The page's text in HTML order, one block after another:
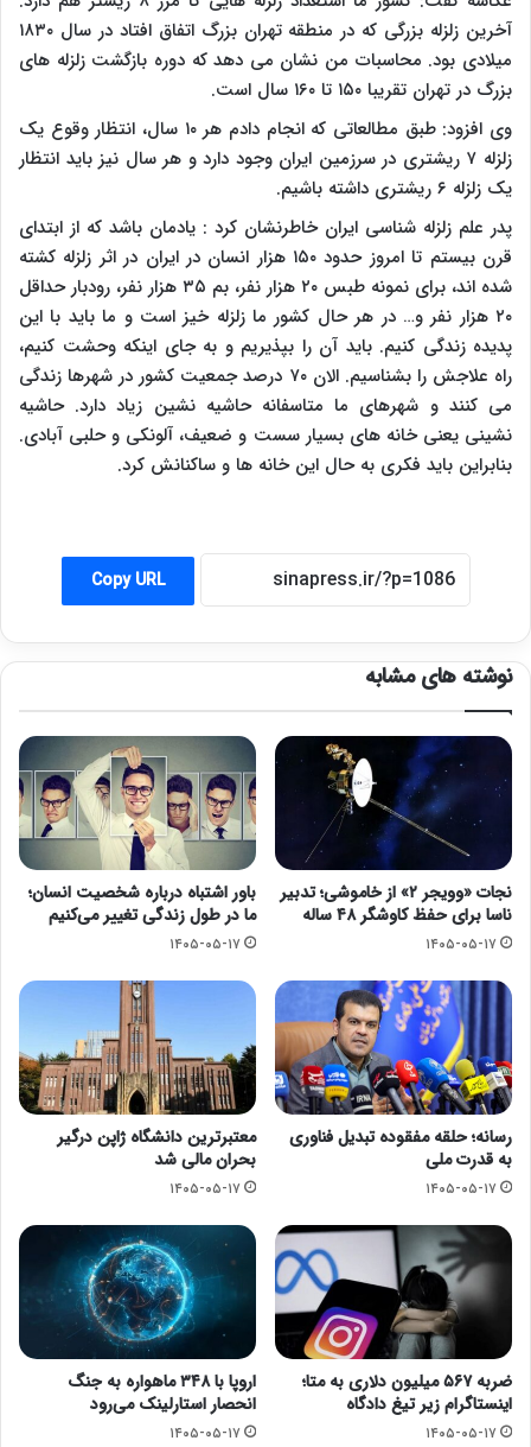
آخرین زلزله بزرگی که در منطقه تهران بزرگ اتفاق افتاد در سال ۱۸۳۰
میلادی بود. محاسبات من نشان می دهد که دوره بازگشت زلزله های
بزرگ در تهران تقریبا ۱۵۰ تا ۱۶۰ سال است.
وی افزود: طبق مطالعاتی که انجام دادم هر ۱۰ سال، انتظار وقوع یک
زلزله ۷ ریشتری در سرزمین ایران وجود دارد و هر سال نیز باید انتظار
یک زلزله ۶ ریشتری داشته باشیم.
پدر علم زلزله شناسی ایران خاطرنشان کرد : یادمان باشد که از ابتدای
قرن بیستم تا امروز حدود ۱۵۰ هزار انسان در ایران در اثر زلزله کشته
شده اند، برای نمونه طبس ۲۰ هزار نفر، بم ۳۵ هزار نفر، رودبار حداقل
۲۰ هزار نفر و… در هر حال کشور ما زلزله خیز است و ما باید با این
پدیده زندگی کنیم. باید آن را بپذیریم و به جای اینکه وحشت کنیم،
راه علاجش را بشناسیم. الان ۷۰ درصد جمعیت کشور در شهرها زندگی
می کنند و شهرهای ما متاسفانه حاشیه نشین زیاد دارد. حاشیه
نشینی یعنی خانه های بسیار سست و ضعیف، آلونکی و حلبی آبادی.
بنابراین باید فکری به حال این خانه ها و ساکنانش کرد.
Copy URL
نوشته های مشابه
نجات «وویجر ۲» از خاموشی؛ تدبیر
ناسا برای حفظ کاوشگر ۴۸ ساله
۱۴۰۵-۰۵-۱۷
باور اشتباه درباره شخصیت انسان؛
ما در طول زندگی تغییر می‌کنیم
۱۴۰۵-۰۵-۱۷
رسانه؛ حلقه مفقوده تبدیل فناوری
به قدرت ملی
۱۴۰۵-۰۵-۱۷
معتبرترین دانشگاه ژاپن درگیر
بحران مالی شد
۱۴۰۵-۰۵-۱۷
ضربه ۵۶۷ میلیون دلاری به متا؛
اینستاگرام زیر تیغ دادگاه
۱۴۰۵-۰۵-۱۷
اروپا با ۳۴۸ ماهواره به جنگ
انحصار استارلینک می‌رود
۱۴۰۵-۰۵-۱۷